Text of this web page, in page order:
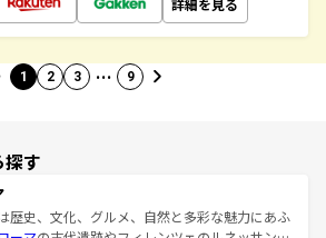
1 2 3 … 9
す
歴史、文化、グルメ、自然と多彩な魅力にあふ